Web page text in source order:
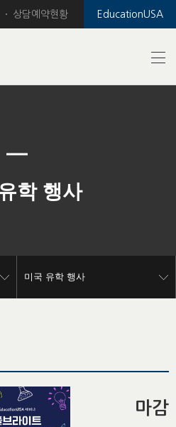
EducationUSA
상담예약현황
학 행사
미국 유학 행사
마감